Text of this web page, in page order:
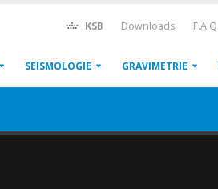
KSB Downloads F.A.Q.
SEISMOLOGIE GRAVIMETRIE